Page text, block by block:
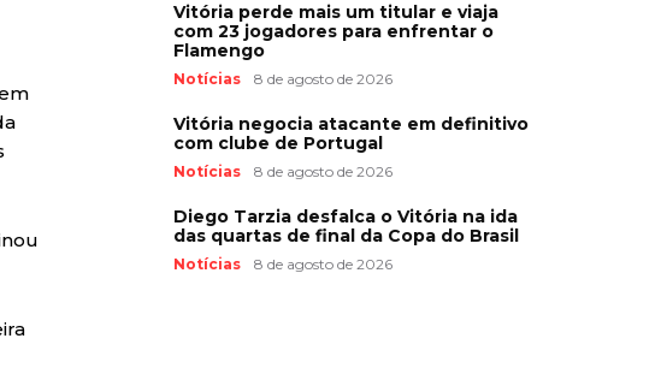
Vitória perde mais um titular e viaja
com 23 jogadores para enfrentar o
Flamengo
Notícias 8 de agosto de 2026
Vitória negocia atacante em definitivo
com clube de Portugal
Notícias 8 de agosto de 2026
Diego Tarzia desfalca o Vitória na ida
das quartas de final da Copa do Brasil
Notícias 8 de agosto de 2026